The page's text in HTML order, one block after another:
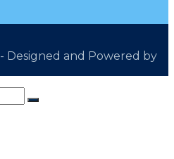
- Designed and Powered by